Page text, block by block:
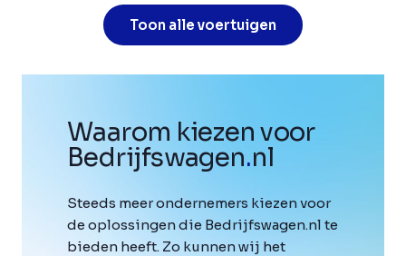
Toon alle voertuigen
Waarom kiezen voor
Bedrijfswagen.nl
Steeds meer ondernemers kiezen voor
de oplossingen die Bedrijfswagen.nl te
bieden heeft. Zo kunnen wij het